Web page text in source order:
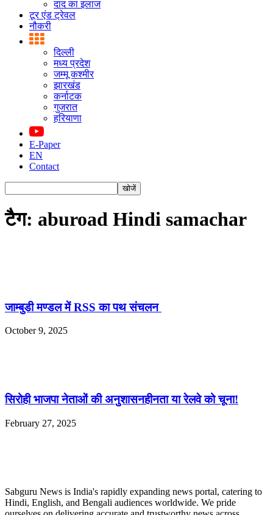
दाद का इलाज
टूर एंड ट्रेवल
नौकरी
दिल्ली
मध्य प्रदेश
जम्मू कश्मीर
झारखंड
कर्नाटक
गुजरात
हरियाणा
E-Paper
EN
Contact
टैग: aburoad Hindi samachar
जाम्बुडी मण्डल में RSS का पथ संचलन
October 9, 2025
सिरोही भाजपा नेताओं की अनुशासनहीनता या रेलवे को चूना!
February 27, 2025
Sabguru News is India's rapidly expanding news portal, catering to
Hindi, English, and Bengali audiences worldwide. We pride